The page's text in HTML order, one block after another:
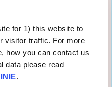
for 1) this website to
visitor traffic. For more
how you can contact us
data please read
.
auf sich nehmen zu
haben
auch in